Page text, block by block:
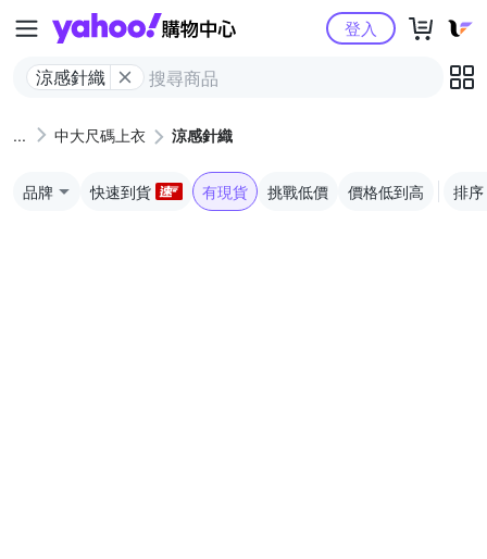
Yahoo購物中心
涼感針織
登入
中大尺碼上衣 涼感針織
品牌 快速到貨 有現貨 挑戰低價 價格低到高 排序